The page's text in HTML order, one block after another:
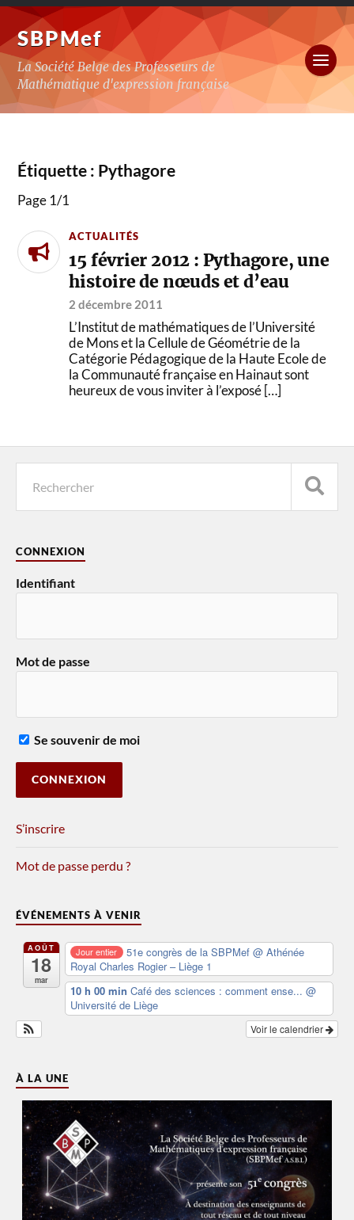
SBPMef
La Société Belge des Professeurs de
Mathématique d'expression française
Étiquette : Pythagore
Page 1/1
ACTUALITÉS
15 février 2012 : Pythagore, une
histoire de nœuds et d’eau
2 décembre 2011
L’Institut de mathématiques de l’Université
de Mons et la Cellule de Géométrie de la
Catégorie Pédagogique de la Haute Ecole de
la Communauté française en Hainaut sont
heureux de vous inviter à l’exposé […]
CONNEXION
Identifiant
Mot de passe
Se souvenir de moi
S’inscrire
Mot de passe perdu ?
ÉVÉNEMENTS À VENIR
AOÛT
18
mar
Jour entier 51e congrès de la SBPMef@ Athénée
Royal Charles Rogier – Liège 1
10 h 00 min Café des sciences : comment ense... @
Université de Liège
Voir le calendrier
À LA UNE